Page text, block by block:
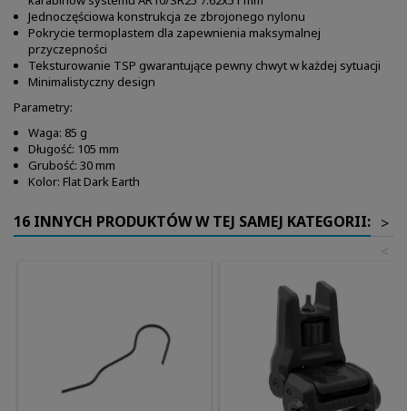
Jednoczęściowa konstrukcja ze zbrojonego nylonu
Pokrycie termoplastem dla zapewnienia maksymalnej
przyczepności
Teksturowanie TSP gwarantujące pewny chwyt w każdej sytuacji
Minimalistyczny design
Parametry:
Waga: 85 g
Długość: 105 mm
Grubość: 30 mm
Kolor: Flat Dark Earth
16 INNYCH PRODUKTÓW W TEJ SAMEJ KATEGORII: >
<